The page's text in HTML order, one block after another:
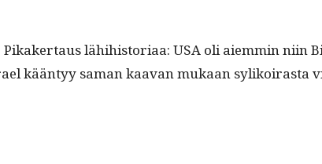
lähi­his­to­ri­aa: USA oli aiem­min niin
kään­tyy saman kaa­van mukaan sylikoiras­ta